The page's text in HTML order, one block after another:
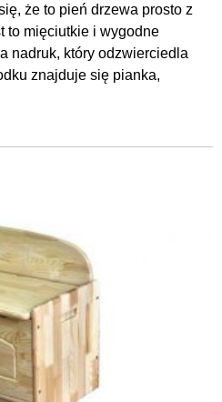
że to pień drzewa prosto z
to mięciutkie i wygodne
nadruk, który odzwierciedla
znajduje się pianka,